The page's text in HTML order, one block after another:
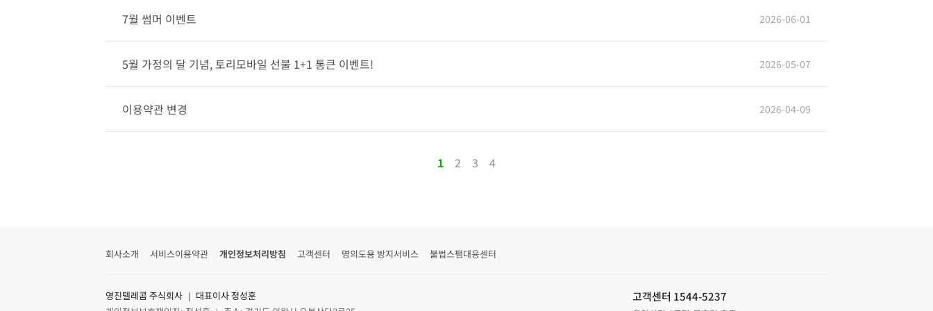
7월 썸머 이벤트 2026-06-01
5월 가정의 달 기념, 토리모바일 선불 1+1 통큰 이벤트! 2026-05-07
이용약관 변경 2026-04-09
1 2 3 4
회사소개 서비스이용약관 개인정보처리방침 고객센터 명의도용 방지서비스 불법스팸대응센터
영진텔레콤 주식회사 ｜ 대표이사 정성훈
고객센터 1544-5237